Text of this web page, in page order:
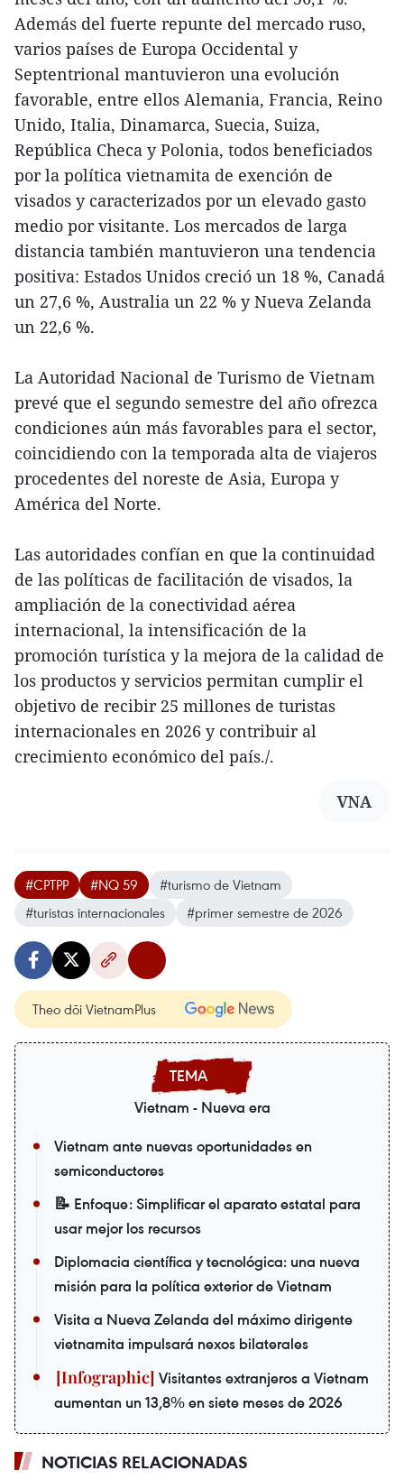
Además del fuerte repunte del mercado ruso,
varios países de Europa Occidental y
Septentrional mantuvieron una evolución
favorable, entre ellos Alemania, Francia, Reino
Unido, Italia, Dinamarca, Suecia, Suiza,
República Checa y Polonia, todos beneficiados
por la política vietnamita de exención de
visados y caracterizados por un elevado gasto
medio por visitante. Los mercados de larga
distancia también mantuvieron una tendencia
positiva: Estados Unidos creció un 18 %, Canadá
un 27,6 %, Australia un 22 % y Nueva Zelanda
un 22,6 %.
La Autoridad Nacional de Turismo de Vietnam
prevé que el segundo semestre del año ofrezca
condiciones aún más favorables para el sector,
coincidiendo con la temporada alta de viajeros
procedentes del noreste de Asia, Europa y
América del Norte.
Las autoridades confían en que la continuidad
de las políticas de facilitación de visados, la
ampliación de la conectividad aérea
internacional, la intensificación de la
promoción turística y la mejora de la calidad de
los productos y servicios permitan cumplir el
objetivo de recibir 25 millones de turistas
internacionales en 2026 y contribuir al
crecimiento económico del país./.
VNA
#CPTPP #NQ 59
#turismo de Vietnam
#turistas internacionales
#primer semestre de 2026
Theo dõi VietnamPlus
Vietnam - Nueva era
Vietnam ante nuevas oportunidades en
semiconductores
📝 Enfoque: Simplificar el aparato estatal para
usar mejor los recursos
Diplomacia científica y tecnológica: una nueva
misión para la política exterior de Vietnam
Visita a Nueva Zelanda del máximo dirigente
vietnamita impulsará nexos bilaterales
Visitantes extranjeros a Vietnam
aumentan un 13,8% en siete meses de 2026
NOTICIAS RELACIONADAS